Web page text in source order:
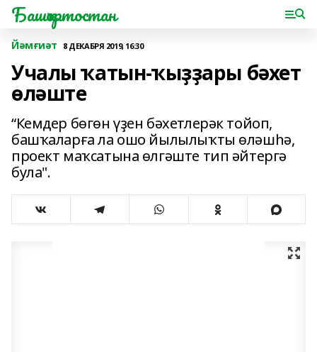
Башҡортостан
Йәмғиәт 8 ДЕКАБРЯ 2019, 16:30
Учалы ҡатын-ҡыҙҙары бәхет
өләште
“Кемдер бөгөн үҙен бәхетлерәк тойоп,
башҡаларға ла ошо йылылыҡты өләшһә,
проект маҡсатына өлгәште тип әйтергә
була".